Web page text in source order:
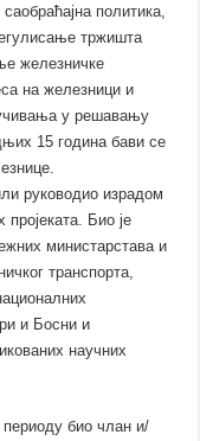
политика,
тржишта
железничке
на железници и
у решавању
15 година бави се
руководио израдом
пројеката. Био је
министарстава и
транспорта,
и Босни и
научних
био члан и/